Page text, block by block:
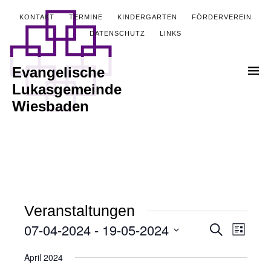
KONTAKT TERMINE KINDERGARTEN FÖRDERVEREIN
DATENSCHUTZ LINKS
Evangelische
Lukasgemeinde
Wiesbaden
Veranstaltungen
Suche Liste
07-04-2024 - 19-05-2024
wählen.
April 2024